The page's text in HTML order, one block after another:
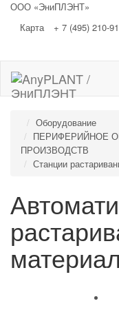
ООО «ЭниПЛЭНТ»
Карта
+ 7 (495) 210-
Оборудование
ПЕРИФЕРИЙНОЕ
ПРОИЗВОДСТВ
Станции